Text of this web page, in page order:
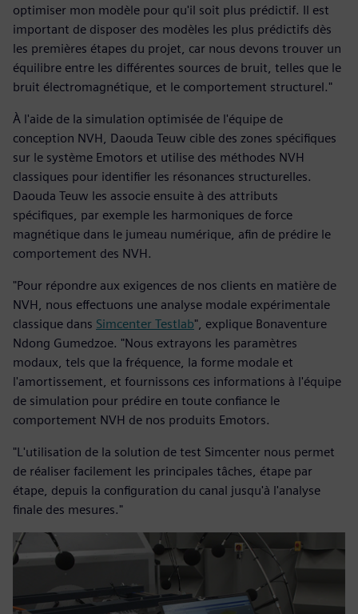
optimiser mon modèle pour qu'il soit plus prédictif. Il est
important de disposer des modèles les plus prédictifs dès
les premières étapes du projet, car nous devons trouver un
équilibre entre les différentes sources de bruit, telles que le
bruit électromagnétique, et le comportement structurel."
À l'aide de la simulation optimisée de l'équipe de
conception NVH, Daouda Teuw cible des zones spécifiques
sur le système Emotors et utilise des méthodes NVH
classiques pour identifier les résonances structurelles.
Daouda Teuw les associe ensuite à des attributs
spécifiques, par exemple les harmoniques de force
magnétique dans le jumeau numérique, afin de prédire le
comportement des NVH.
"Pour répondre aux exigences de nos clients en matière de
NVH, nous effectuons une analyse modale expérimentale
classique dans Simcenter Testlab", explique Bonaventure
Ndong Gumedzoe. "Nous extrayons les paramètres
modaux, tels que la fréquence, la forme modale et
l'amortissement, et fournissons ces informations à l'équipe
de simulation pour prédire en toute confiance le
comportement NVH de nos produits Emotors.
"L'utilisation de la solution de test Simcenter nous permet
de réaliser facilement les principales tâches, étape par
étape, depuis la configuration du canal jusqu'à l'analyse
finale des mesures."